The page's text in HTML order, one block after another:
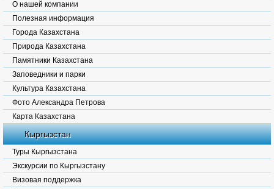
О нашей компании
Полезная информация
Города Казахстана
Природа Казахстана
Памятники Казахстана
Заповедники и парки
Культура Казахстана
Фото Александра Петрова
Карта Казахстана
Кыргызстан
Туры Кыргызстана
Экскурсии по Кыргызстану
Визовая поддержка